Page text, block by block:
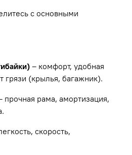
с основными
– комфорт, удобная
грязи (крылья, багажник).
прочная рама, амортизация,
скорость,